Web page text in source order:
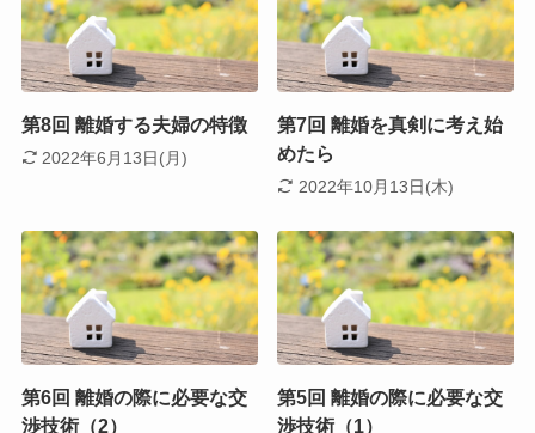
第8回 離婚する夫婦の特徴
2022年6月13日(月)
第7回 離婚を真剣に考え始
めたら
2022年10月13日(木)
第6回 離婚の際に必要な交
渉技術（2）
第5回 離婚の際に必要な交
渉技術（1）